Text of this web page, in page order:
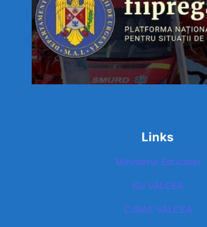
Links
Ministerul Educatiei
ISJ VÂLCEA
CJRAE VÂLCEA